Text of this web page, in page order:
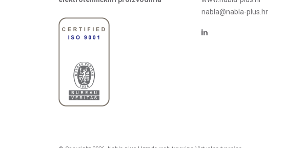
nabla@nabla-plus.hr